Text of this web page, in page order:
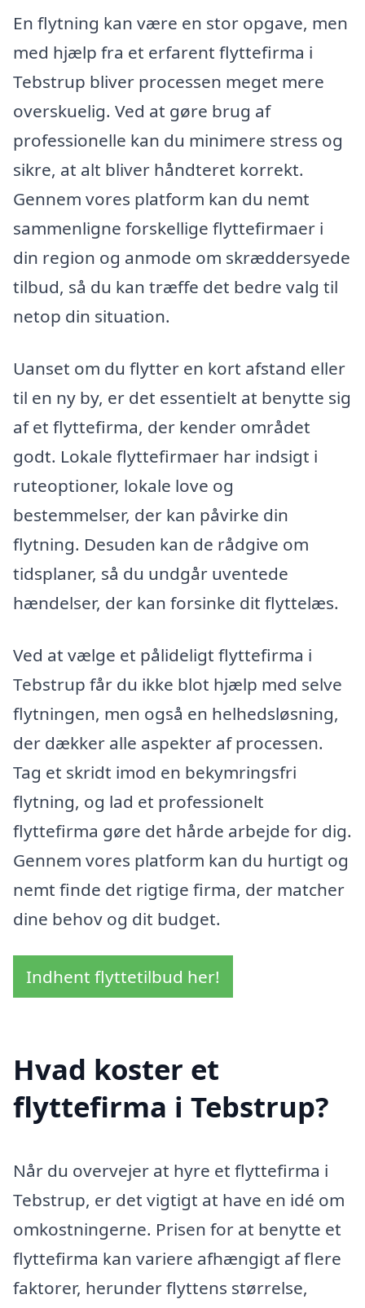
En flytning kan være en stor opgave, men
med hjælp fra et erfarent flyttefirma i
Tebstrup bliver processen meget mere
overskuelig. Ved at gøre brug af
professionelle kan du minimere stress og
sikre, at alt bliver håndteret korrekt.
Gennem vores platform kan du nemt
sammenligne forskellige flyttefirmaer i
din region og anmode om skræddersyede
tilbud, så du kan træffe det bedre valg til
netop din situation.
Uanset om du flytter en kort afstand eller
til en ny by, er det essentielt at benytte sig
af et flyttefirma, der kender området
godt. Lokale flyttefirmaer har indsigt i
ruteoptioner, lokale love og
bestemmelser, der kan påvirke din
flytning. Desuden kan de rådgive om
tidsplaner, så du undgår uventede
hændelser, der kan forsinke dit flyttelæs.
Ved at vælge et pålideligt flyttefirma i
Tebstrup får du ikke blot hjælp med selve
flytningen, men også en helhedsløsning,
der dækker alle aspekter af processen.
Tag et skridt imod en bekymringsfri
flytning, og lad et professionelt
flyttefirma gøre det hårde arbejde for dig.
Gennem vores platform kan du hurtigt og
nemt finde det rigtige firma, der matcher
dine behov og dit budget.
Indhent flyttetilbud her!
Hvad koster et
flyttefirma i Tebstrup?
Når du overvejer at hyre et flyttefirma i
Tebstrup, er det vigtigt at have en idé om
omkostningerne. Prisen for at benytte et
flyttefirma kan variere afhængigt af flere
faktorer, herunder flyttens størrelse,